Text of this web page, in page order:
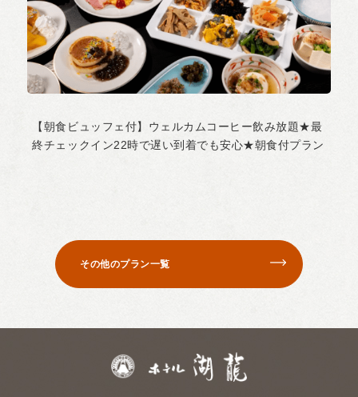
【朝食ビュッフェ付】ウェルカムコーヒー飲み放題★最
終チェックイン22時で遅い到着でも安心★朝食付プラン
その他のプラン一覧